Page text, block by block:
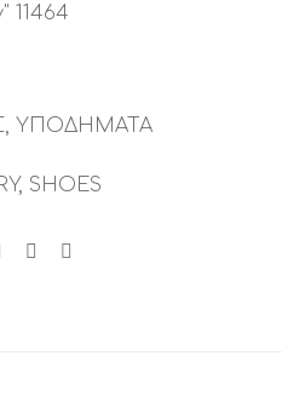
11464
, ΥΠΟΔΗΜΑΤΑ
, SHOES